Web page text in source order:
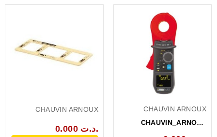
CHAUVIN ARNOUX
0.000 د.ت.
CHAUVIN ARNOUX
CHAUVIN_ARNOUX